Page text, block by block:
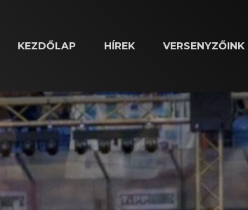
KEZDŐLAP HÍREK VERSENYZŐINK